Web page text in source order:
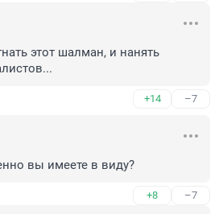
этот шалман, и нанять
+14 –7
вы имеете в виду?
+8 –7